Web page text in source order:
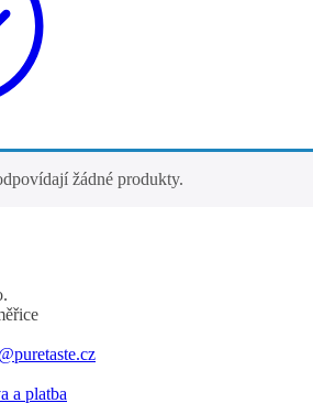
žádné produkty.
a platba